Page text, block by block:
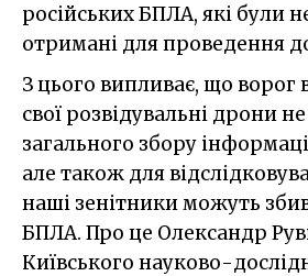
російських БПЛА, які були
отримані для проведення
З цього випливає, що ворог
свої розвідувальні дрони
загального збору
але також для
наші зенітники можуть
БПЛА. Про це Олександр
Київського науково-